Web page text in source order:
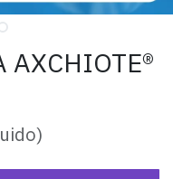
AXCHIOTE®